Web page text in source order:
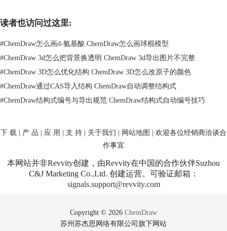
到另一端，该原子或键将被选择。
Redo Delete命令进行撤销和恢复删除。
无论是微调分子构型还是构建全新分子，改变原子位置的功能都在为您的
读者也访问过这里:
#ChemDraw怎么画d-氨基酸 ChemDraw怎么画球棍模型
#ChemDraw 3d怎么把背景换透明 ChemDraw 3d导出图片不完整
#ChemDraw 3D怎么优化结构 ChemDraw 3D怎么改原子的颜色
#ChemDraw通过CAS导入结构 ChemDraw自动调整结构式
#ChemDraw结构式编号与导出规范 ChemDraw结构式自动编号技巧
下 载 产 品 应 用 支 持 关于我们 网站地图
| 欢迎各位经销商洽谈合
作事宜
本网站并非Revvity创建，由Revvity在中国的合作伙伴Suzhou
C&J Marketing Co.,Ltd. 创建运营。可验证邮箱：
signals.support@revvity.com
Copyright © 2026 ChemDraw
苏州苏杰思网络有限公司旗下网站